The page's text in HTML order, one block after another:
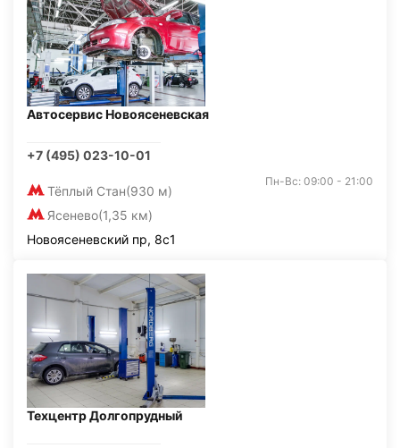
Автосервис Новоясеневская
+7 (495) 023-10-01
Тёплый Стан(930 м)
Ясенево(1,35 км)
Пн-Вс: 09:00 - 21:00
Новоясеневский пр, 8с1
Техцентр Долгопрудный